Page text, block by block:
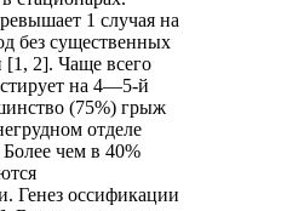
1 случая на
без существенных
[1, 2]. Чаще всего
на 4—5-й
(75%) грыж
отделе
чем в 40%
Генез оссификации